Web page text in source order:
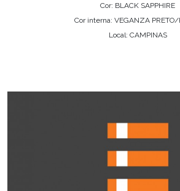
Cor: BLACK SAPPHIRE
Cor interna: VEGANZA PRETO/
Local: CAMPINAS